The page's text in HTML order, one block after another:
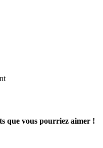
que vous pourriez aimer !